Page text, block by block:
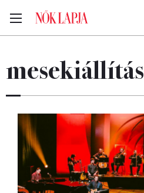
mesekiállítás